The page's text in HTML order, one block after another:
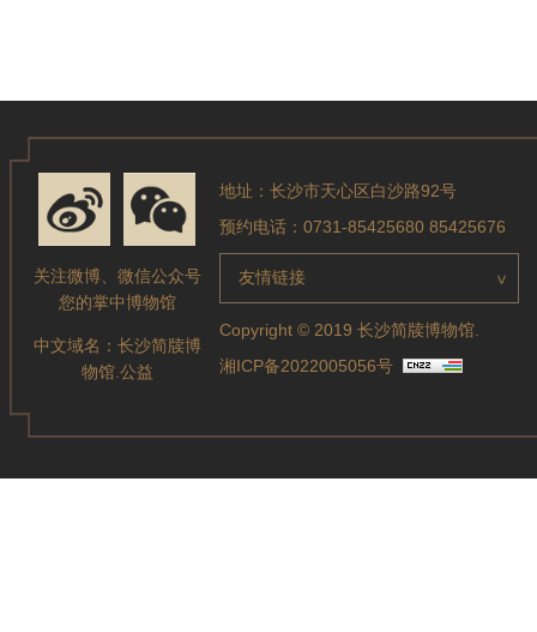
关注微博、微信公众号
您的掌中博物馆
中文域名： 长沙简牍博
物馆.公益
地址：长沙市天心区白沙路92号
预约电话：0731-85425680 85425676
友情链接 >
Copyright © 2019 长沙简牍博物馆.
湘ICP备2022005056号